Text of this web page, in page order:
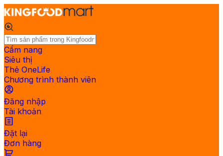
Cẩm nang
Siêu thị
Thẻ OneLife
Chương trình thành viên
Đăng nhập
Tài khoản
Đặt lại
Đơn hàng